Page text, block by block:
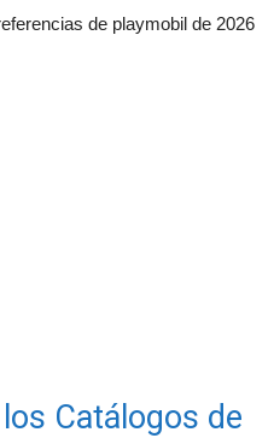
de playmobil de 2026
Catálogos de